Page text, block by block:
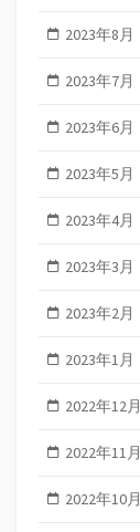
2023年8月
2023年7月
2023年6月
2023年5月
2023年4月
2023年3月
2023年2月
2023年1月
2022年12月
2022年11月
2022年10月